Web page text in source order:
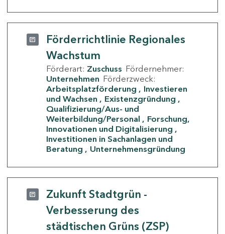
Förderrichtlinie Regionales
Wachstum
Förderart: Zuschuss Fördernehmer:
Unternehmen Förderzweck:
Arbeitsplatzförderung
Investieren
und Wachsen
Existenzgründung
Qualifizierung/Aus- und
Weiterbildung/Personal
Forschung,
Innovationen und Digitalisierung
Investitionen in Sachanlagen und
Beratung
Unternehmensgründung
Zukunft Stadtgrün -
Verbesserung des
städtischen Grüns (ZSP)